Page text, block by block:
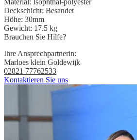
Material: Isophthal-polyester
Deckschicht: Besandet
Höhe: 30mm
Gewicht: 17.5 kg
Brauchen Sie Hilfe?
Ihre Ansprechpartnerin:
Marloes klein Goldewijk
02821 77762533
Kontaktieren Sie uns